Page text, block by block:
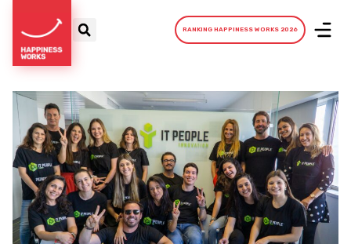
RANKING HAPPINESS WORKS 2026